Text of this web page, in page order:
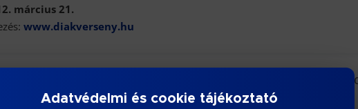
március 21.
www.diakverseny.hu
autókereskedelem világába. A szimuláció során a
a virtuális cég profiljába tartoznak.
Adatvédelmi és cookie tájékoztató